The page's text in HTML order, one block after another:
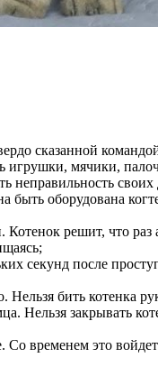
сказанной
игрушки, мячики,
неправильность своих
быть оборудована
Котенок решит, что
секунд после
бить котенка
Нельзя закрывать
временем это